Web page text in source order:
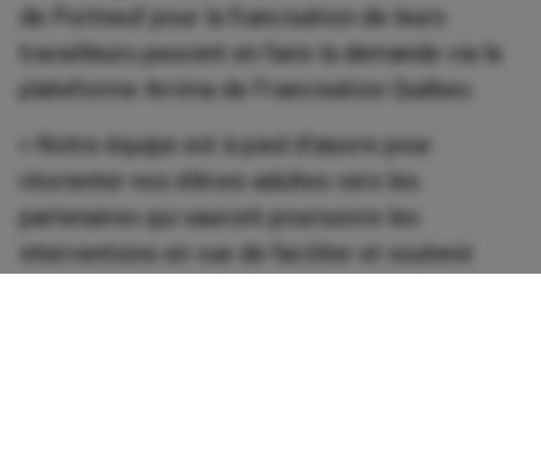
de Portneuf pour la francisation de leurs
travailleurs peuvent en faire la demande via la
plateforme Arrima de Francisation Québec.
« Notre équipe est à pied d’œuvre pour
réorienter nos élèves adultes vers les
partenaires qui sauront poursuivre les
interventions en vue de faciliter et soutenir